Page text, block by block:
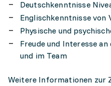
Deutschkenntnisse
Englischkenntnisse von
Physische und
Freude und Interesse
und im Team
Weitere Informationen zur